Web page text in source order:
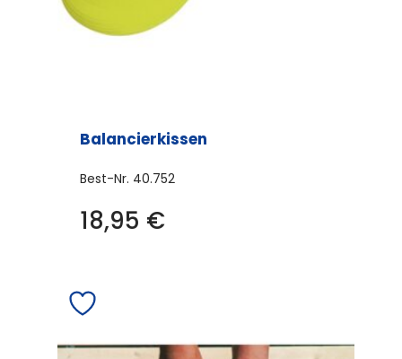
Balancierkissen
Best-Nr. 40.752
18,95 €